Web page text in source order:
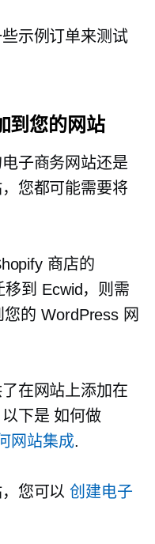
示例订单来测试
到您的网站
子商务网站还是
您都可能需要将
商店的
到 Ecwid，则需
的 WordPress 网
在网站上添加在
下是 如何做
网站集成.
，您可以创建电子